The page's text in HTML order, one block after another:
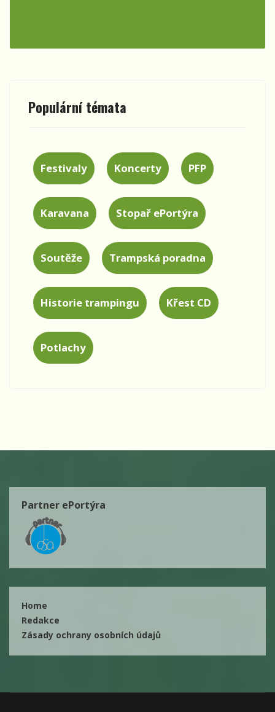
Populární témata
Festivaly Koncerty PFP
Karavana Stopař ePortýra
Soutěže Trampská poradna
Historie trampingu Křest CD
Potlachy
Partner ePortýra
Home
Redakce
Zásady ochrany osobních údajů